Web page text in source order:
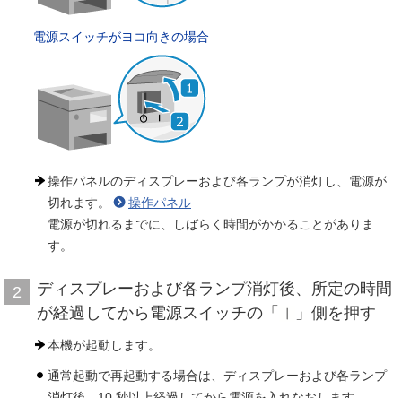
電源スイッチがヨコ向きの場合
操作パネルのディスプレーおよび各ランプが消灯し、電源が
切れます。
操作パネル
電源が切れるまでに、しばらく時間がかかることがありま
す。
2
ディスプレーおよび各ランプ消灯後、所定の時間
が経過してから電源スイッチの「
」側を押す
本機が起動します。
通常起動で再起動する場合は、ディスプレーおよび各ランプ